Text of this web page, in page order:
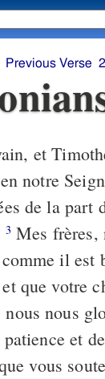
et
notre
de la part
3 Mes frères,
il
que votre
nous nous
et
vous
Previous Verse